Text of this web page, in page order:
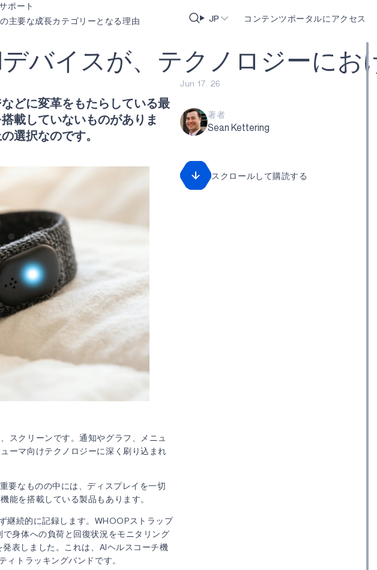
ポート
テンツ・ポータル
ラインサポート
トナー
オライブラリー
あるご質問
JP コンテンツポータルにアクセス
主要な成長カテゴリーとなる理由
デバイ ス が、 テ ク ノ ロ ジーに お
どに変革をもたらしている最
載していないものがありま
選択なのです。
スクリーンです。通知やグラフ、メニュ
ーマ向けテクノロジーに深く刷り込まれ
要なものの中には、ディスプレイを一切
能を搭載している製品もあります。
継続的に記録します。WHOOPストラップ
身体への負荷と回復状況をモニタリング
表しました。これは、AIヘルスコーチ機
ィトラッキングバンドです。
Jun 17. 26
著者
Sean Kettering
スクロールして購読する